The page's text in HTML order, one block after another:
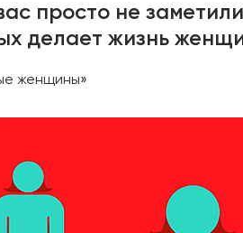
просто не
делает жизнь
женщины»